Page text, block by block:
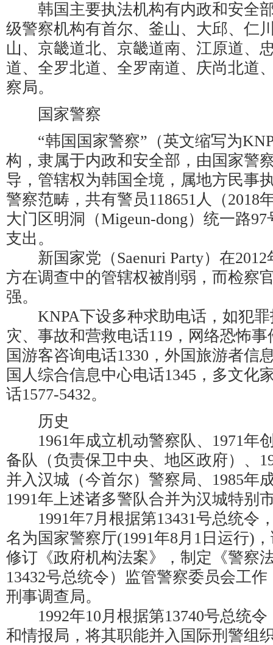
韩国主要执法机构有内政和安全
级警察机构有首尔、釜山、大邱、仁
山、京畿道北、京畿道南、江原道、
道、全罗北道、全罗南道、庆尚北道
察局。
国家警察
“韩国国家警察”（英文缩写为
构，隶属于内政和安全部，由国家警
导，管辖权为韩国全境，属地方民事
警察范畴，共有警员118651人（2018
大门区明洞（Migeun-dong）统一路
支出。
新国家党（Saenuri Party）在2012
方在调查中的管辖权被削弱，而检察
强。
KNPA下设多种求助电话，如犯罪
灾、事故和营救电话119，网络恐怖
国游客咨询电话1330，外国旅游者信
国人综合信息中心电话1345，多文化
话1577-5432。
历史
1961年成立机动警察队、1971年
备队（负责保卫中央、地区政府）、
并入汉城（今首尔）警察局、1985年
1991年上述诸多警队合并为汉城特别
1991年7月根据第13431号总统令
名为国家警察厅(1991年8月1日运行)
修订《政府机构法案》，制定《警察
13432号总统令）监管警察委员会工
刑事调查局。
1992年10月根据第13740号总统令
和情报局，将其职能并入国际刑警组